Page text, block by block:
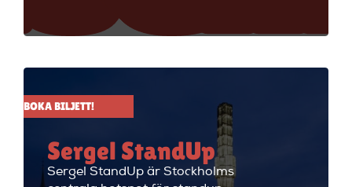
välkommen till Big Ben Stand
BOKA BILJETT!
Sergel StandUp
Sergel StandUp är Stockholms